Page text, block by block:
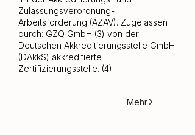
Zulassungsverordnung-
Arbeitsförderung (AZAV). Zugelassen
durch: GZQ GmbH (3) von der
Deutschen Akkreditierungsstelle GmbH
(DAkkS) akkreditierte
Zertifizierungsstelle. (4)
Mehr